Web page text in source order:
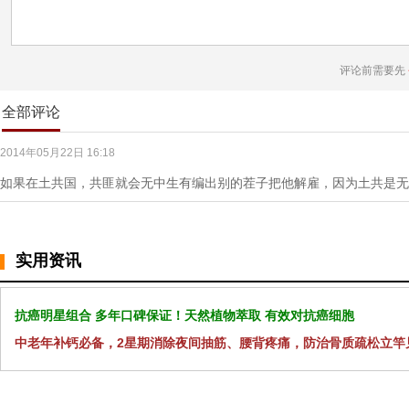
评论前需要先
全部评论
2014年05月22日 16:18
如果在土共国，共匪就会无中生有编出别的茬子把他解雇，因为土共是
实用资讯
抗癌明星组合 多年口碑保证！天然植物萃取 有效对抗癌细胞
中老年补钙必备，2星期消除夜间抽筋、腰背疼痛，防治骨质疏松立竿